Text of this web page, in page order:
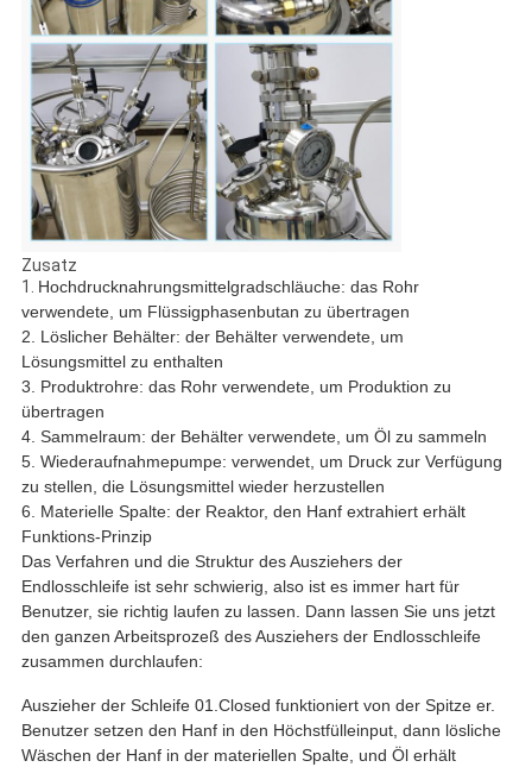
Zusatz
1. Hochdrucknahrungsmittelgradschläuche: das Rohr
verwendete, um Flüssigphasenbutan zu übertragen
2. Löslicher Behälter: der Behälter verwendete, um
Lösungsmittel zu enthalten
3. Produktrohre: das Rohr verwendete, um Produktion zu
übertragen
4. Sammelraum: der Behälter verwendete, um Öl zu sammeln
5. Wiederaufnahmepumpe: verwendet, um Druck zur Verfügung
zu stellen, die Lösungsmittel wieder herzustellen
6. Materielle Spalte: der Reaktor, den Hanf extrahiert erhält
Funktions-Prinzip
Das Verfahren und die Struktur des Ausziehers der
Endlosschleife ist sehr schwierig, also ist es immer hart für
Benutzer, sie richtig laufen zu lassen. Dann lassen Sie uns jetzt
den ganzen Arbeitsprozeß des Ausziehers der Endlosschleife
zusammen durchlaufen:
Auszieher der Schleife 01.Closed funktioniert von der Spitze er.
Benutzer setzen den Hanf in den Höchstfülleinput, dann lösliche
Wäschen der Hanf in der materiellen Spalte, und Öl erhält